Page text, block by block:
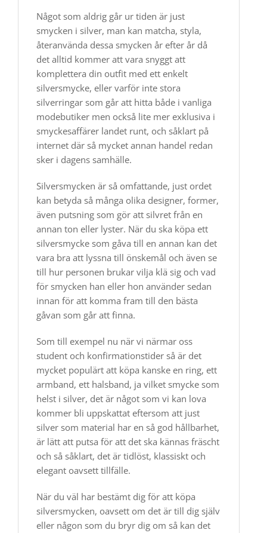
Något som aldrig går ur tiden är just
smycken i silver, man kan matcha, styla,
återanvända dessa smycken år efter år då
det alltid kommer att vara snyggt att
komplettera din outfit med ett enkelt
silversmycke, eller varför inte stora
silverringar som går att hitta både i vanliga
modebutiker men också lite mer exklusiva i
smyckesaffärer landet runt, och såklart på
internet där så mycket annan handel redan
sker i dagens samhälle.
Silversmycken är så omfattande, just ordet
kan betyda så många olika designer, former,
även putsning som gör att silvret från en
annan ton eller lyster. När du ska köpa ett
silversmycke som gåva till en annan kan det
vara bra att lyssna till önskemål och även se
till hur personen brukar vilja klä sig och vad
för smycken han eller hon använder sedan
innan för att komma fram till den bästa
gåvan som går att finna.
Som till exempel nu när vi närmar oss
student och konfirmationstider så är det
mycket populärt att köpa kanske en ring, ett
armband, ett halsband, ja vilket smycke som
helst i silver, det är något som vi kan lova
kommer bli uppskattat eftersom att just
silver som material har en så god hållbarhet,
är lätt att putsa för att det ska kännas fräscht
och så såklart, det är tidlöst, klassiskt och
elegant oavsett tillfälle.
När du väl har bestämt dig för att köpa
silversmycken, oavsett om det är till dig själv
eller någon som du bryr dig om så kan det